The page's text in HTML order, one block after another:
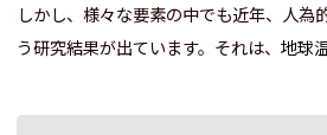
しかし、様々な要素の中でも近年、人為
う研究結果が出ています。それは、地球